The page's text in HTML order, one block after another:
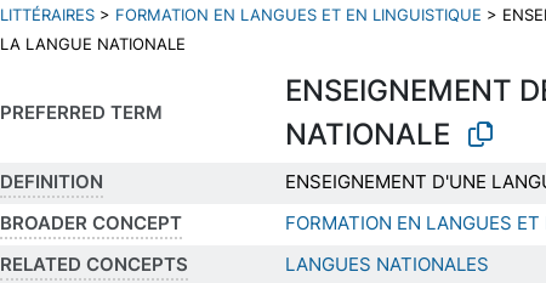
LITTÉRAIRES > FORMATION EN LANGUES ET EN LINGUISTIQUE >
LA LANGUE NATIONALE
PREFERRED TERM
ENSEIGNEMENT
NATIONALE
DEFINITION
ENSEIGNEMENT D'UNE
BROADER CONCEPT
FORMATION EN LANGUES
RELATED CONCEPTS
LANGUES NATIONALES